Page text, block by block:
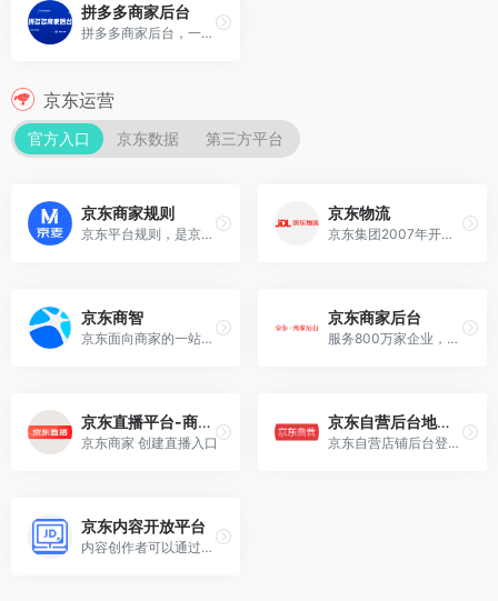
拼多多商家后台
拼多多商家后台，一站式店铺管理工作台，0元开店坐享流量红利，高效店铺工具轻松上手，与百万卖家交流经营心得
京东运营
官方入口 京东数据 第三方平台
京东商家规则
京东平台规则，是京东为入驻商家制定的官方行为规范与运营标准，相当于在京东做生意的“法律条文”和“操作手册”。
京东物流
京东集团2007年开始自建物流，2012年正式注册物流公司，2017年4月25日正式成立京东物流集团。
京东商智
京东面向商家的一站式运营数据开放平台
京东商家后台
服务800万家企业，构建企业服务数字新生态。
京东直播平台-商家入口
京东商家 创建直播入口
京东自营后台地址 – 供应商服务中心
京东自营店铺后台登录地址
京东内容开放平台
内容创作者可以通过平台发布包含文字、图片、视音频、直播等形式的内容。